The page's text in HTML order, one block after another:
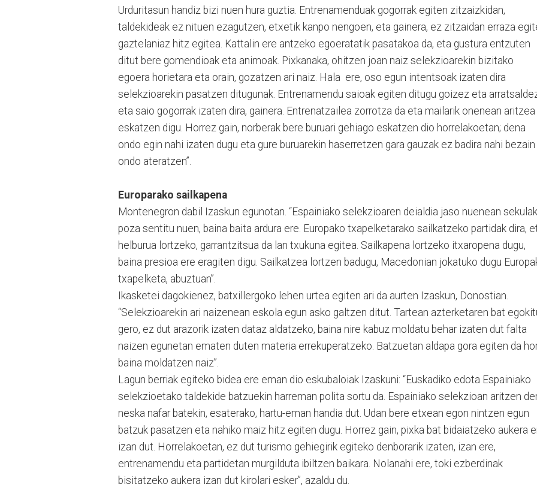
Urduritasun handiz bizi nuen hura guztia. Entrenamenduak gogorrak egiten zitzaizkidan,
taldekideak ez nituen ezagutzen, etxetik kanpo nengoen, eta gainera, ez zitzaidan erraza
gaztelaniaz hitz egitea. Kattalin ere antzeko egoeratatik pasatakoa da, eta gustura entzuten
ditut bere gomendioak eta animoak. Pixkanaka, ohitzen joan naiz selekzioarekin bizitako
egoera horietara eta orain, gozatzen ari naiz. Hala ere, oso egun intentsoak izaten dira
selekzioarekin pasatzen ditugunak. Entrenamendu saioak egiten ditugu goizez eta
eta saio gogorrak izaten dira, gainera. Entrenatzailea zorrotza da eta mailarik onenean aritzea
eskatzen digu. Horrez gain, norberak bere buruari gehiago eskatzen dio horrelakoetan; dena
ondo egin nahi izaten dugu eta gure buruarekin haserretzen gara gauzak ez badira nahi bezain
ondo ateratzen”.
Europarako sailkapena
Montenegron dabil Izaskun egunotan. “Espainiako selekzioaren deialdia jaso nuenean
poza sentitu nuen, baina baita ardura ere. Europako txapelketarako sailkatzeko partidak dira,
helburua lortzeko, garrantzitsua da lan txukuna egitea. Sailkapena lortzeko itxaropena dugu,
baina presioa ere eragiten digu. Sailkatzea lortzen badugu, Macedonian jokatuko dugu
txapelketa, abuztuan”.
Ikasketei dagokienez, batxillergoko lehen urtea egiten ari da aurten Izaskun, Donostian.
“Selekzioarekin ari naizenean eskola egun asko galtzen ditut. Tartean azterketaren bat
gero, ez dut arazorik izaten dataz aldatzeko, baina nire kabuz moldatu behar izaten dut falta
naizen egunetan ematen duten materia errekuperatzeko. Batzuetan aldapa gora egiten da
baina moldatzen naiz”.
Lagun berriak egiteko bidea ere eman dio eskubaloiak Izaskuni: “Euskadiko edota Espainiako
selekzioetako taldekide batzuekin harreman polita sortu da. Espainiako selekzioan aritzen
neska nafar batekin, esaterako, hartu-eman handia dut. Udan bere etxean egon nintzen egun
batzuk pasatzen eta nahiko maiz hitz egiten dugu. Horrez gain, pixka bat bidaiatzeko aukera
izan dut. Horrelakoetan, ez dut turismo gehiegirik egiteko denborarik izaten, izan ere,
entrenamendu eta partidetan murgilduta ibiltzen baikara. Nolanahi ere, toki ezberdinak
bisitatzeko aukera izan dut kirolari esker”, azaldu du.